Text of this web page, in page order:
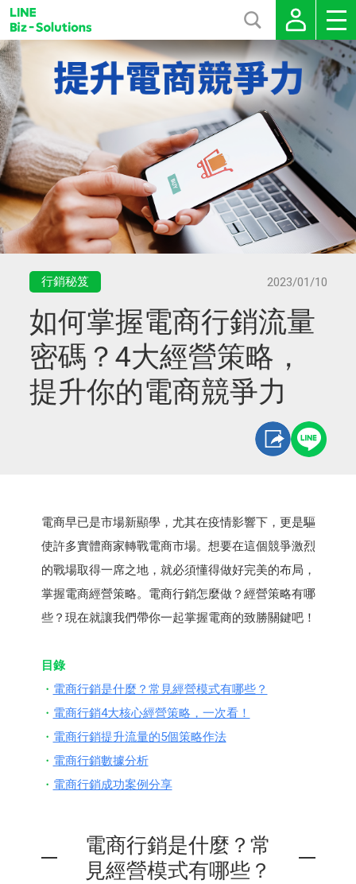
行銷秘笈 2023/01/10
如何掌握電商行銷流量
密碼？4大經營策略，
提升你的電商競爭力
電商早已是市場新顯學，尤其在疫情影響下，更是驅
使許多實體商家轉戰電商市場。想要在這個競爭激烈
的戰場取得一席之地，就必須懂得做好完美的布局，
掌握電商經營策略。電商行銷怎麼做？經營策略有哪
些？現在就讓我們帶你一起掌握電商的致勝關鍵吧！
目錄
電商行銷是什麼？常見經營模式有哪些？
電商行銷4大核心經營策略，一次看！
電商行銷提升流量的5個策略作法
電商行銷數據分析
電商行銷成功案例分享
電商行銷是什麼？常
見經營模式有哪些？